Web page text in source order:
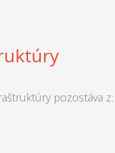
pozostáva z: